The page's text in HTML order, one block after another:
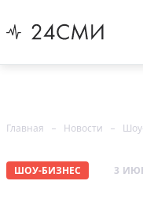
Главная Новости
ШОУ-БИЗНЕС 3